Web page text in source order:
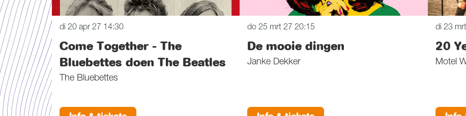
Come Together - The
Bluebettes doen The Beatles
The Bluebettes
di 20 apr 27 14:30
De mooie dingen
Janke Dekker
do 25 mrt 2720:15
20
Motel
di 23